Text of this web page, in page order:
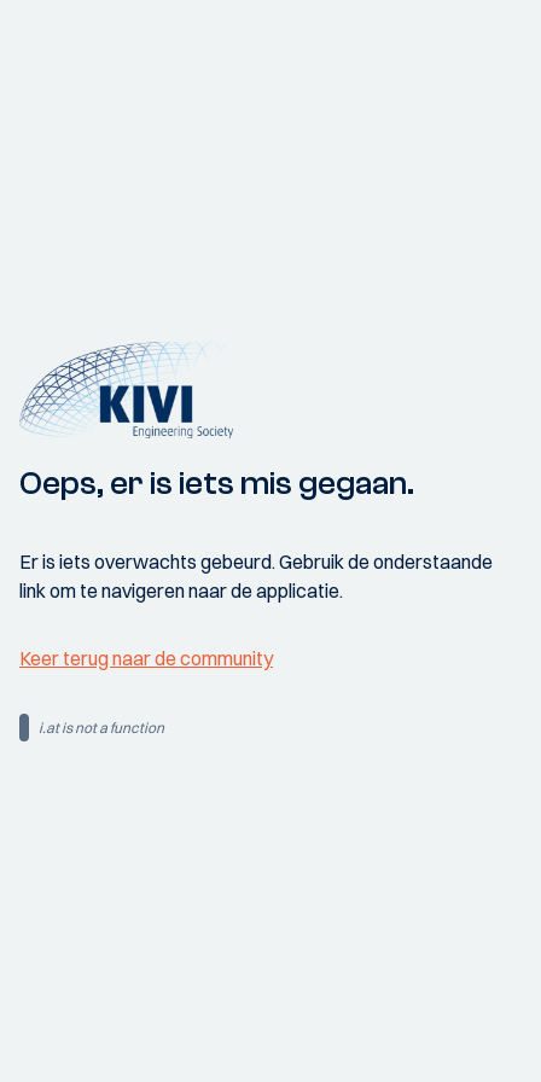
Oeps, er is iets mis gegaan.
Er is iets overwachts gebeurd. Gebruik de onderstaande
link om te navigeren naar de applicatie.
Keer terug naar de community
i.at is not a function